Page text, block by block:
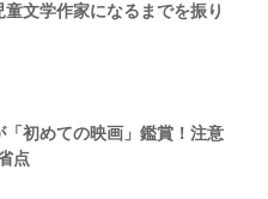
文学作家になるまでを振り
初めての映画」鑑賞！注意
点